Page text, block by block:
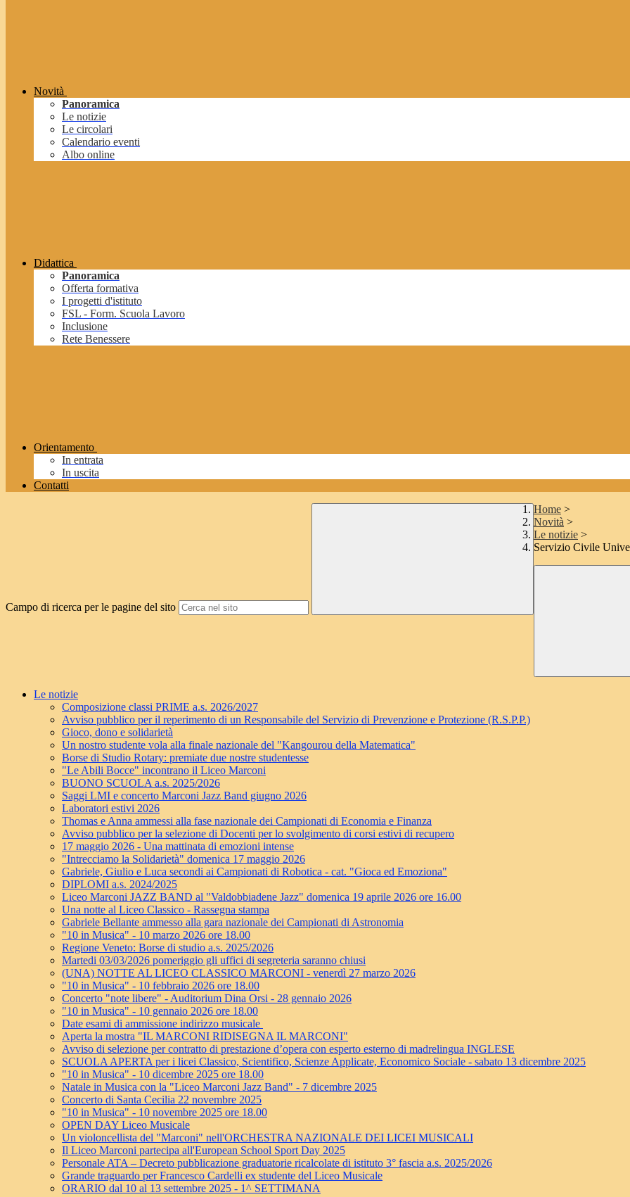
Novità
Panoramica
Le notizie
Le circolari
Calendario eventi
Albo online
Didattica
Panoramica
Offerta formativa
I progetti d'istituto
FSL - Form. Scuola Lavoro
Inclusione
Rete Benessere
Orientamento
In entrata
In uscita
Contatti
Campo di ricerca per le pagine del sito
Home >
Novità >
Le notizie >
Servizio Civile
Le notizie
Composizione classi PRIME a.s. 2026/2027
Avviso pubblico per il reperimento di un Responsabile del Servizio di Prevenzione e Protezione (R.S.P.P.)
Gioco, dono e solidarietà
Un nostro studente vola alla finale nazionale del "Kangourou della Matematica"
Borse di Studio Rotary: premiate due nostre studentesse
"Le Abili Bocce" incontrano il Liceo Marconi
BUONO SCUOLA a.s. 2025/2026
Saggi LMI e concerto Marconi Jazz Band giugno 2026
Laboratori estivi 2026
Thomas e Anna ammessi alla fase nazionale dei Campionati di Economia e Finanza
Avviso pubblico per la selezione di Docenti per lo svolgimento di corsi estivi di recupero
17 maggio 2026 - Una mattinata di emozioni intense
"Intrecciamo la Solidarietà" domenica 17 maggio 2026
Gabriele, Giulio e Luca secondi ai Campionati di Robotica - cat. "Gioca ed Emoziona"
DIPLOMI a.s. 2024/2025
Liceo Marconi JAZZ BAND al "Valdobbiadene Jazz" domenica 19 aprile 2026 ore 16.00
Una notte al Liceo Classico - Rassegna stampa
Gabriele Bellante ammesso alla gara nazionale dei Campionati di Astronomia
"10 in Musica" - 10 marzo 2026 ore 18.00
Regione Veneto: Borse di studio a.s. 2025/2026
Martedi 03/03/2026 pomeriggio gli uffici di segreteria saranno chiusi
(UNA) NOTTE AL LICEO CLASSICO MARCONI - venerdì 27 marzo 2026
"10 in Musica" - 10 febbraio 2026 ore 18.00
Concerto "note libere" - Auditorium Dina Orsi - 28 gennaio 2026
"10 in Musica" - 10 gennaio 2026 ore 18.00
Date esami di ammissione indirizzo musicale
Aperta la mostra "IL MARCONI RIDISEGNA IL MARCONI"
Avviso di selezione per contratto di prestazione d’opera con esperto esterno di madrelingua INGLESE
SCUOLA APERTA per i licei Classico, Scientifico, Scienze Applicate, Economico Sociale - sabato 13 dicembre 2025
"10 in Musica" - 10 dicembre 2025 ore 18.00
Natale in Musica con la "Liceo Marconi Jazz Band" - 7 dicembre 2025
Concerto di Santa Cecilia 22 novembre 2025
"10 in Musica" - 10 novembre 2025 ore 18.00
OPEN DAY Liceo Musicale
Un violoncellista del "Marconi" nell'ORCHESTRA NAZIONALE DEI LICEI MUSICALI
Il Liceo Marconi partecipa all'European School Sport Day 2025
Personale ATA – Decreto pubblicazione graduatorie ricalcolate di istituto 3° fascia a.s. 2025/2026
Grande traguardo per Francesco Cardelli ex studente del Liceo Musicale
ORARIO dal 10 al 13 settembre 2025 - 1^ SETTIMANA